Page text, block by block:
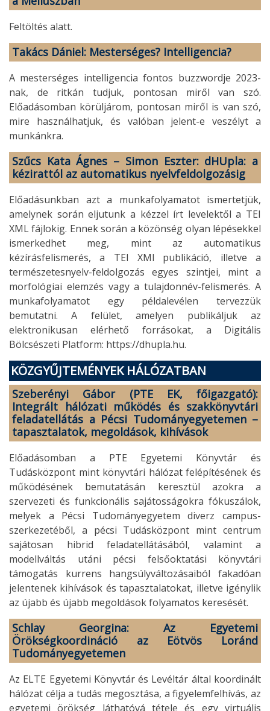
Feltöltés alatt.
Takács Dániel: Mesterséges? Intelligencia?
A mesterséges intelligencia fontos buzzwordje 2023-
nak, de ritkán tudjuk, pontosan miről van szó.
Előadásomban körüljárom, pontosan miről is van szó,
mire használhatjuk, és valóban jelent-e veszélyt a
munkánkra.
Szűcs Kata Ágnes – Simon Eszter: dHUpla: a
kézirattól az automatikus nyelvfeldolgozásig
Előadásunkban azt a munkafolyamatot ismertetjük,
amelynek során eljutunk a kézzel írt levelektől a TEI
XML fájlokig. Ennek során a közönség olyan lépésekkel
ismerkedhet meg, mint az automatikus
kézírásfelismerés, a TEI XMl publikáció, illetve a
természetesnyelv-feldolgozás egyes szintjei, mint a
morfológiai elemzés vagy a tulajdonnév-felismerés. A
munkafolyamatot egy példalevélen tervezzük
bemutatni. A felület, amelyen publikáljuk az
elektronikusan elérhető forrásokat, a Digitális
Bölcsészeti Platform: https://dhupla.hu.
KÖZGYŰJTEMÉNYEKHÁLÓZATBAN
Szeberényi Gábor (PTE EK, főigazgató):
Integrált hálózati működés és szakkönyvtári
feladatellátás a Pécsi Tudományegyetemen –
tapasztalatok, megoldások, kihívások
Előadásomban a PTE Egyetemi Könyvtár és
Tudásközpont mint könyvtári hálózat felépítésének és
működésének bemutatásán keresztül azokra a
szervezeti és funkcionális sajátosságokra fókuszálok,
melyek a Pécsi Tudományegyetem diverz campus-
szerkezetéből, a pécsi Tudásközpont mint centrum
sajátosan hibrid feladatellátásából, valamint a
modellváltás utáni pécsi felsőoktatási könyvtári
támogatás kurrens hangsúlyváltozásaiból fakadóan
jelentenek kihívások és tapasztalatokat, illetve igénylik
az újabb és újabb megoldások folyamatos keresését.
Schlay Georgina: Az Egyetemi
Örökségkoordináció az Eötvös Loránd
Tudományegyetemen
Az ELTE Egyetemi Könyvtár és Levéltár által koordinált
hálózat célja a tudás megosztása, a figyelemfelhívás, az
egyetemi örökség láthatóvá tétele és egy virtuális